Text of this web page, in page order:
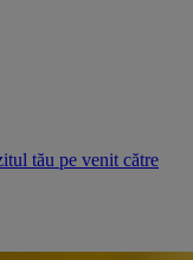
tău pe venit către